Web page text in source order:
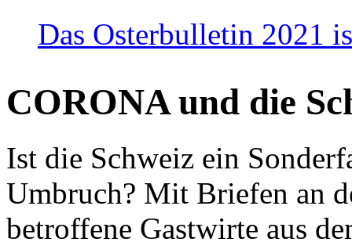
Das Osterbulletin 2021
CORONA und die
Ist die Schweiz ein
Umbruch? Mit Briefen an
betroffene Gastwirte aus